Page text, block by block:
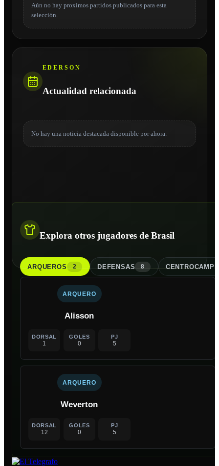
Aún no hay proximos partidos publicados para esta
selección.
EDERSON
Actualidad relacionada
No hay una noticia destacada disponible por ahora.
Explora otros jugadores de Brasil
ARQUEROS 2 DEFENSAS 8
ARQUERO
Alisson
DORSAL
1
GOLES
0
PJ
5
ARQUERO
Weverton
DORSAL
12
GOLES
0
PJ
5